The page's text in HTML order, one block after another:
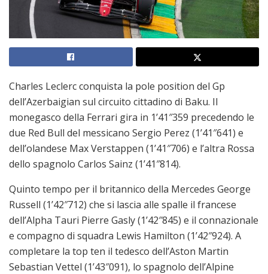
Charles Leclerc conquista la pole position del Gp
dell’Azerbaigian sul circuito cittadino di Baku. Il
monegasco della Ferrari gira in 1’41″359 precedendo le
due Red Bull del messicano Sergio Perez (1’41″641) e
dell’olandese Max Verstappen (1’41″706) e l’altra Rossa
dello spagnolo Carlos Sainz (1’41″814).
Quinto tempo per il britannico della Mercedes George
Russell (1’42″712) che si lascia alle spalle il francese
dell’Alpha Tauri Pierre Gasly (1’42″845) e il connazionale
e compagno di squadra Lewis Hamilton (1’42″924). A
completare la top ten il tedesco dell’Aston Martin
Sebastian Vettel (1’43″091), lo spagnolo dell’Alpine